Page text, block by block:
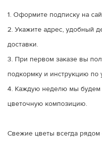
1. Оформите подписку на
2. Укажите адрес, удобный
доставки.
3. При первом заказе вы
подкормку и инструкцию по
4. Каждую неделю мы будем
цветочную композицию.
Свежие цветы всегда